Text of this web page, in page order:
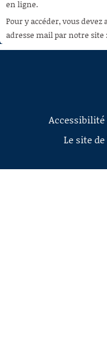
RECHERCHE
AIDE À LA DÉCOUPE
DE VIDÉOS
en ligne.
Pour y accéder, vous
adresse mail par notre site :
Le site